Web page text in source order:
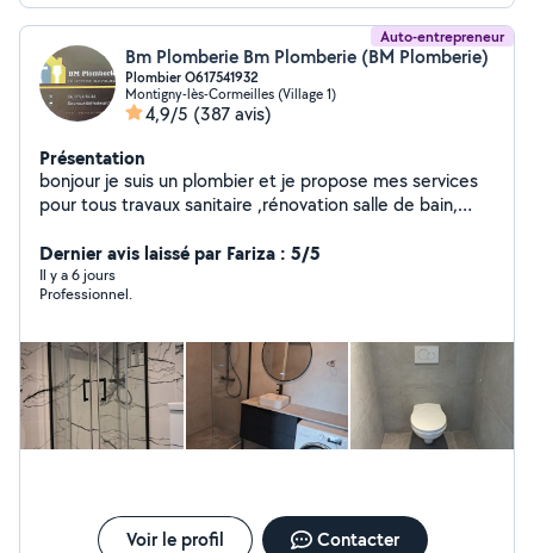
Auto-entrepreneur
Bm Plomberie Bm Plomberie (BM Plomberie)
Plombier O617541932
Montigny-lès-Cormeilles (Village 1)
4,9/5 (387 avis)
Présentation
bonjour je suis un plombier et je propose mes services
pour tous travaux sanitaire ,rénovation salle de bain,
raisonnables. Le déplacement pour le devis est gratuit.
Dernier avis laissé par Fariza : 5/5
Il y a 6 jours
Professionnel.
Voir le profil Contacter